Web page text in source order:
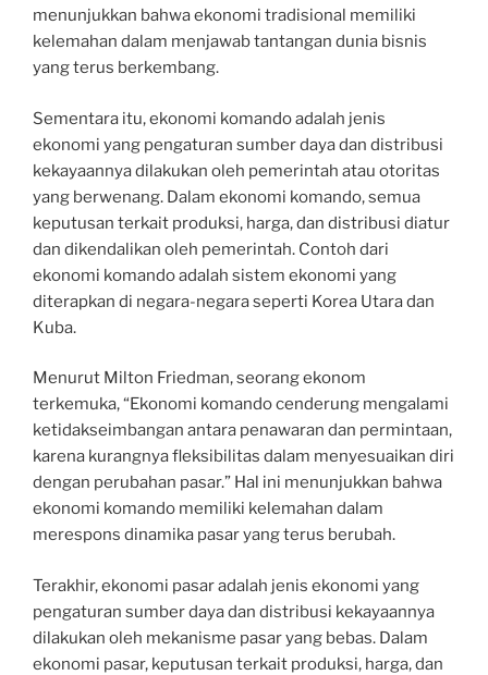
menunjukkan bahwa ekonomi tradisional memiliki
kelemahan dalam menjawab tantangan dunia bisnis
yang terus berkembang.
Sementara itu, ekonomi komando adalah jenis
ekonomi yang pengaturan sumber daya dan distribusi
kekayaannya dilakukan oleh pemerintah atau otoritas
yang berwenang. Dalam ekonomi komando, semua
keputusan terkait produksi, harga, dan distribusi diatur
dan dikendalikan oleh pemerintah. Contoh dari
ekonomi komando adalah sistem ekonomi yang
diterapkan di negara-negara seperti Korea Utara dan
Kuba.
Menurut Milton Friedman, seorang ekonom
terkemuka, “Ekonomi komando cenderung mengalami
ketidakseimbangan antara penawaran dan permintaan,
karena kurangnya fleksibilitas dalam menyesuaikan diri
dengan perubahan pasar.” Hal ini menunjukkan bahwa
ekonomi komando memiliki kelemahan dalam
merespons dinamika pasar yang terus berubah.
Terakhir, ekonomi pasar adalah jenis ekonomi yang
pengaturan sumber daya dan distribusi kekayaannya
dilakukan oleh mekanisme pasar yang bebas. Dalam
ekonomi pasar, keputusan terkait produksi, harga, dan